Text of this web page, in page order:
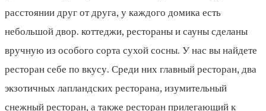
расстоянии друг от друга, у каждого домика есть
небольшой двор. коттеджи, рестораны и сауны сделаны
вручную из особого сорта сухой сосны. У нас вы найдете
ресторан себе по вкусу. Среди них главный ресторан, два
экзотичных лапландских ресторана, изумительный
снежный ресторан, а также ресторан прилегающий к